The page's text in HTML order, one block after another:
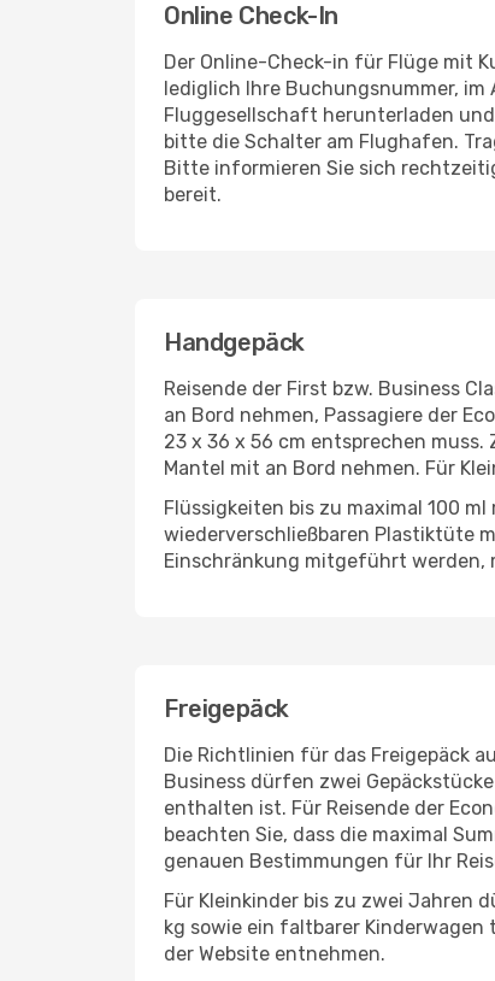
Online Check-In
Der Online-Check-in für Flüge mit
lediglich Ihre Buchungsnummer, im
Fluggesellschaft herunterladen
bitte die Schalter am Flughafen.
Bitte informieren Sie sich
bereit.
Handgepäck
Reisende der First bzw. Business
an Bord nehmen, Passagiere der
23 x 36 x 56 cm entsprechen
Mantel mit an Bord nehmen. Für
Flüssigkeiten bis zu maximal 100
wiederverschließbaren Plastiktüte
Einschränkung mitgeführt werden,
Freigepäck
Die Richtlinien für das Freigepäck
Business dürfen zwei
enthalten ist. Für Reisende der
beachten Sie, dass die maximal
genauen Bestimmungen für Ihr
Für Kleinkinder bis zu zwei Jahren
kg sowie ein faltbarer
der Website entnehmen.